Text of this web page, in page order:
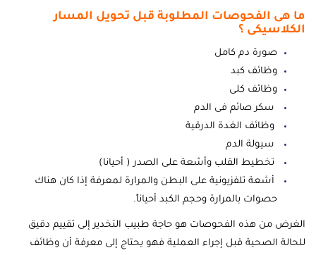
ما هى الفحوصات المطلوبة قبل تحويل المسار
الكلاسيكى ؟
صورة دم كامل
وظائف كبد
وظائف كلى
سكر صائم فى الدم
وظائف الغدة الدرقية
سيولة الدم
تخطيط القلب وأشعة على الصدر ( أحيانا)
أشعة تلفزيونية على البطن والمرارة لمعرفة إذا كان هناك
حصوات بالمرارة وحجم الكبد أحياناً.
الغرض من هذه الفحوصات هو حاجة طبيب التخدير إلى تقييم دقيق
للحالة الصحية قبل إجراء العملية فهو يحتاج إلى معرفة أن وظائف